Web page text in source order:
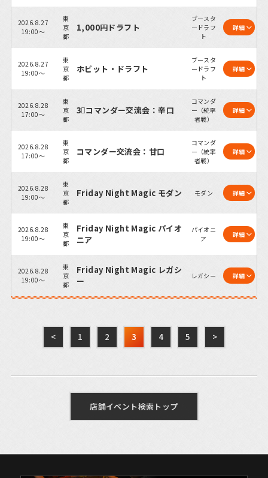
2026.8.27
19:00～
東
京
都
1,000円ドラフト
ブースタ
ードラフ
ト
詳細
2026.8.27
19:00～
東
京
都
ホビット・ドラフト
ブースタ
ードラフ
ト
詳細
2026.8.28
17:00～
東
京
都
3⃣コマンダー交流会：辛口
コマンダ
ー（統率
者戦）
詳細
2026.8.28
17:00～
東
京
都
コマンダー交流会：甘口
コマンダ
ー（統率
者戦）
詳細
2026.8.28
19:00～
東
京
都
Friday Night Magic モダン モダン 詳細
2026.8.28
19:00～
東
京
都
Friday Night Magic パイオ
ニア
パイオニ
ア
詳細
2026.8.28
19:00～
東
京
都
Friday Night Magic レガシ
ー
レガシー 詳細
< 1 2 3 4 5 >
店舗イベント検索トップ